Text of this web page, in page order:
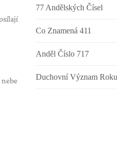
77 Andělských Čísel
Co Znamená 411
Anděl Číslo 717
Duchovní Význam